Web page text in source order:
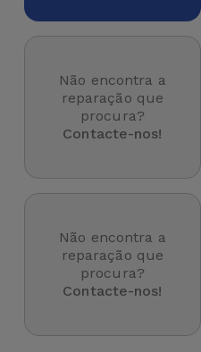
Google
Dyson
TCL
Outras
Marcas
tudo
Consolas
tudo
e Colunas
Smartwatches
Telemóvel
Gadgets
Não encontra a
reparação que
procura?
Contacte-nos!
Não encontra a
reparação que
procura?
Contacte-nos!